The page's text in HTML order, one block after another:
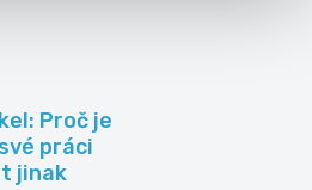
Proč je
práci
jinak